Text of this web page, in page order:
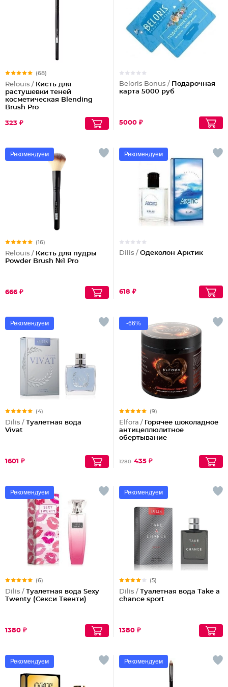
(68)
Relouis / Кисть для
растушевки теней
косметическая Blending
Brush Pro
323 ₽
Beloris Bonus / Подарочная
карта 5000 руб
5000 ₽
Рекомендуем
(16)
Relouis / Кисть для пудры
Powder Brush №1 Pro
666 ₽
Рекомендуем
Dilis / Одеколон Арктик
618 ₽
Рекомендуем
(4)
Dilis / Туалетная вода
Vivat
1601 ₽
-66%
(9)
Elfora / Горячее шоколадное
антицеллюлитное
обертывание
1280 435 ₽
Рекомендуем
(6)
Dilis / Туалетная вода Sexy
Twenty (Секси Твенти)
1380 ₽
Рекомендуем
(5)
Dilis / Туалетная вода Take a
chance sport
1380 ₽
Рекомендуем Рекомендуем